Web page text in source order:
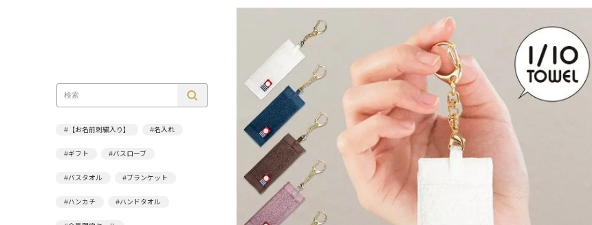
#【お名前刺繍入り】 #名入れ
#ギフト #バスローブ
#バスタオル #ブランケット
#ハンカチ #ハンドタオル